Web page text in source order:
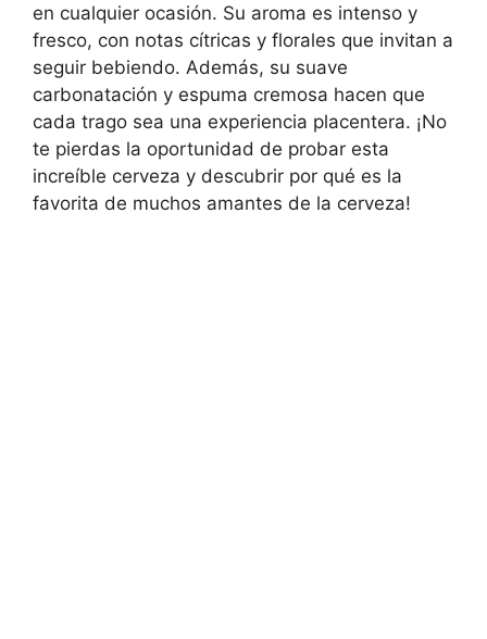
en cualquier ocasión. Su aroma es intenso y
fresco, con notas cítricas y florales que invitan a
seguir bebiendo. Además, su suave
carbonatación y espuma cremosa hacen que
cada trago sea una experiencia placentera. ¡No
te pierdas la oportunidad de probar esta
increíble cerveza y descubrir por qué es la
favorita de muchos amantes de la cerveza!